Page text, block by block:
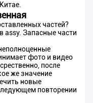
частей?
assy. Запасные части
фото и видео
после
же значение
новые
повторении